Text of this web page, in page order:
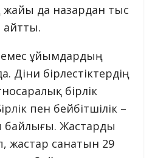
да назардан тыс
емес ұйымдардың
Діни бірлестіктердің
бірлік
пен бейбітшілік –
байлығы. Жастарды
жастар санатын 29